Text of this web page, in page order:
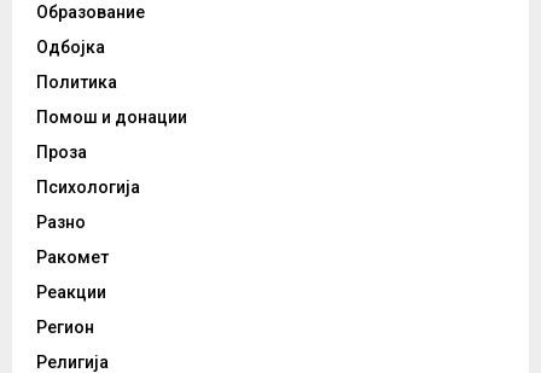
Образование
Одбојка
Политика
Помош и донации
Проза
Психологија
Разно
Ракомет
Реакции
Регион
Религија